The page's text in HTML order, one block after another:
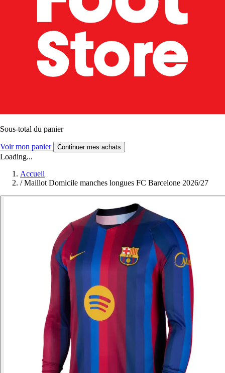
Sous-total du panier
Voir mon panier Continuer mes achats
Loading...
Accueil
/ Maillot Domicile manches longues FC Barcelone 2026/27